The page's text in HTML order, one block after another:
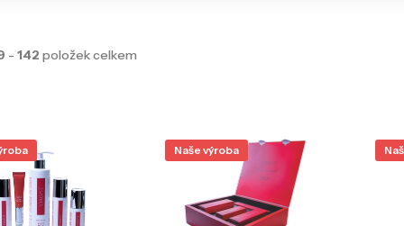
- 142 položek celkem
Naše výroba